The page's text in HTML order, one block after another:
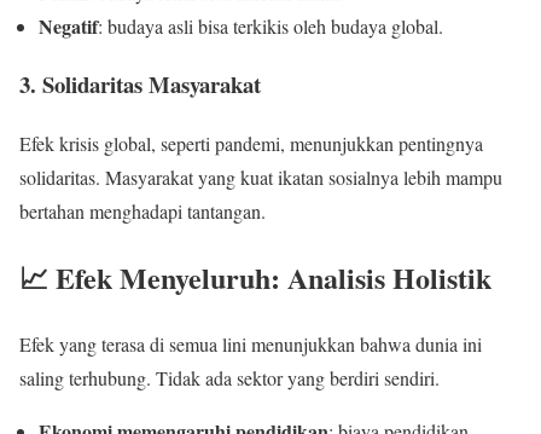
Negatif: budaya asli bisa terkikis oleh budaya global.
3. Solidaritas Masyarakat
Efek krisis global, seperti pandemi, menunjukkan pentingnya
solidaritas. Masyarakat yang kuat ikatan sosialnya lebih mampu
bertahan menghadapi tantangan.
📈 Efek Menyeluruh: Analisis Holistik
Efek yang terasa di semua lini menunjukkan bahwa dunia ini
saling terhubung. Tidak ada sektor yang berdiri sendiri.